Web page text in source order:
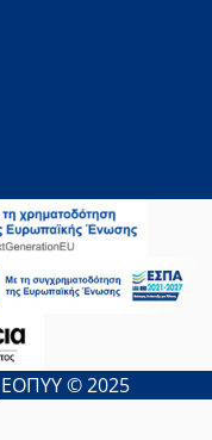
© 2025